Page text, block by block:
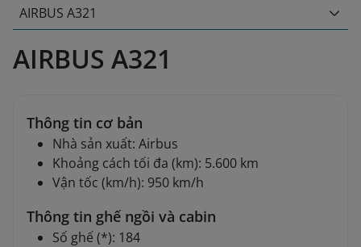
AIRBUS A321
AIRBUS A321
Thông tin cơ bản
Nhà sản xuất: Airbus
Khoảng cách tối đa (km): 5.600 km
Vận tốc (km/h): 950 km/h
Thông tin ghế ngồi và cabin
Số ghế (*): 184